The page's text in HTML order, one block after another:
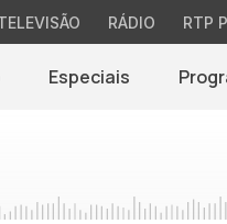
RÁDIO RTP
Especiais